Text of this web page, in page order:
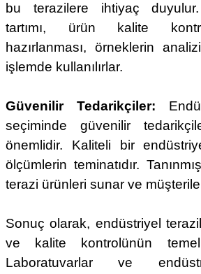
bu terazilere ihtiyaç duyulur.
tartımı, ürün kalite
hazırlanması, örneklerin
işlemde kullanılırlar.
Güvenilir Tedarikçiler:
seçiminde güvenilir
önemlidir. Kaliteli bir
ölçümlerin teminatıdır.
terazi ürünleri sunar ve
Sonuç olarak, endüstriyel
ve kalite kontrolünün temel
Laboratuvarlar ve